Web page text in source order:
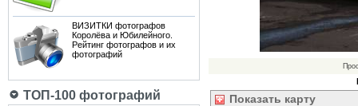
ВИЗИТКИ фотографов
Королёва и Юбилейного.
Рейтинг фотографов и их
фотографий
ТОП-100 фотографий Показать карту